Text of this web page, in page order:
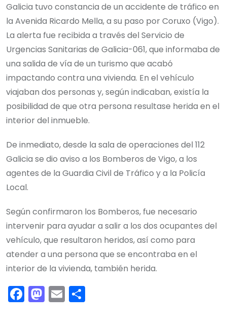
Galicia tuvo constancia de un accidente de tráfico en
la Avenida Ricardo Mella, a su paso por Coruxo (Vigo).
La alerta fue recibida a través del Servicio de
Urgencias Sanitarias de Galicia-061, que informaba de
una salida de vía de un turismo que acabó
impactando contra una vivienda. En el vehículo
viajaban dos personas y, según indicaban, existía la
posibilidad de que otra persona resultase herida en el
interior del inmueble.
De inmediato, desde la sala de operaciones del 112
Galicia se dio aviso a los Bomberos de Vigo, a los
agentes de la Guardia Civil de Tráfico y a la Policía
Local.
Según confirmaron los Bomberos, fue necesario
intervenir para ayudar a salir a los dos ocupantes del
vehículo, que resultaron heridos, así como para
atender a una persona que se encontraba en el
interior de la vivienda, también herida.
F
a
M
a
E
m